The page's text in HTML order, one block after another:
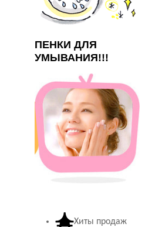
ПЕНКИ ДЛЯ
УМЫВАНИЯ!!!
Хиты продаж